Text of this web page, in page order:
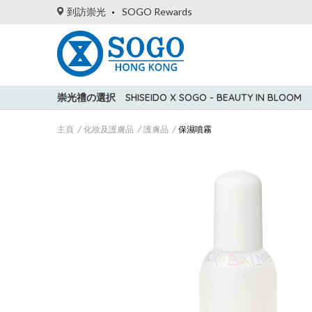
到訪崇光 SOGO Rewards
崇光禮の選択 SHISEIDO X SOGO - BEAUTY IN BLOOM
主頁 化妝及護膚品 護膚品 保濕噴霧